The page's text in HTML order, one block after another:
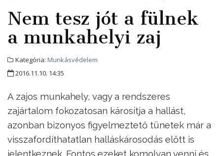
Nem tesz jót a fülnek
a munkahelyi zaj
Kategória: Munkásvédelem
2016.11.10. 14:35
A zajos munkahely, vagy a rendszeres
zajártalom fokozatosan károsítja a hallást,
azonban bizonyos figyelmeztető tünetek már a
visszafordíthatatlan halláskárosodás előtt is
jelentkeznek. Fontos ezeket komolyan venni és